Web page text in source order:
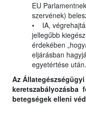
EU
szervének)
• IA,
jellegűbb
érdekében
eljárásban
egyetértése után.
Az
keretszabályozásba
betegségek elleni